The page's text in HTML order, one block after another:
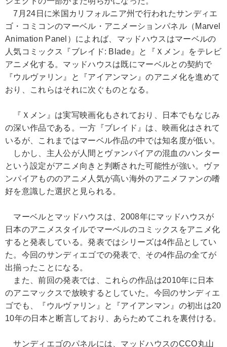
7月24日に米国カリフォルニア州で行われたサンディエ
ゴ・コミコンのマーベル・アニメーションパネル（Marvel
Animation Panel）によれば、マッドハウスはマーベルの
人気コミックス『ブレイド: Blade』と『Ｘメン』をテレビ
アニメ化する。マッドハウスは既にマーベルとの契約で
『ウルヴァリン』と『アイアンマン』のアニメ化を進めて
おり、これらはそれに次ぐものとなる。
『Ｘメン』は実写映画化もされており、日本でもなじみ
の深い作品である。一方『ブレイド』は、映画化はされて
いるが、これまではマーベル作品の中では知名度が低い。
しかし、主人公が人間とヴァンパイアの混血のハンター
という設定がアニメ向きと判断された可能性が強い。ヴァ
ンパイアもののアニメ人気が高い海外のアニメファンの嗜
好を意識した選択と見られる。
マーベルとマッドハウスは、2008年にマッドハウスが
日本のアニメスタイルでマーベルのコミックスをアニメ化
すると発表している。発表ではシリーズは4作品としてい
た。今回のサンディエゴでの発表で、その4作品の全てが
出揃ったことになる。
また、前回の発表では、これらの作品は2010年に日本
のアニマックスで放映するとしていた。今回のサンディエ
ゴでも、『ウルヴァリン』と『アイアンマン』の初出は20
10年の日本と断言しており、あらためてこれを裏付ける。
サンディエゴのパネルには、マッドハウスのCCO丸山